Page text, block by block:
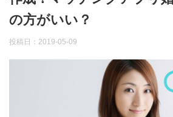
の方がいい？
投稿日： 2019-05-09